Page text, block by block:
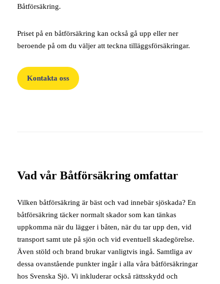
Båtförsäkring.
Priset på en båtförsäkring kan också gå upp eller ner
beroende på om du väljer att teckna tilläggsförsäkringar.
Kontakta oss
Vad vår Båtförsäkring omfattar
Vilken båtförsäkring är bäst och vad innebär sjöskada? En
båtförsäkring täcker normalt skador som kan tänkas
uppkomma när du lägger i båten, när du tar upp den, vid
transport samt ute på sjön och vid eventuell skadegörelse.
Även stöld och brand brukar vanligtvis ingå. Samtliga av
dessa ovanstående punkter ingår i alla våra båtförsäkringar
hos Svenska Sjö. Vi inkluderar också rättsskydd och